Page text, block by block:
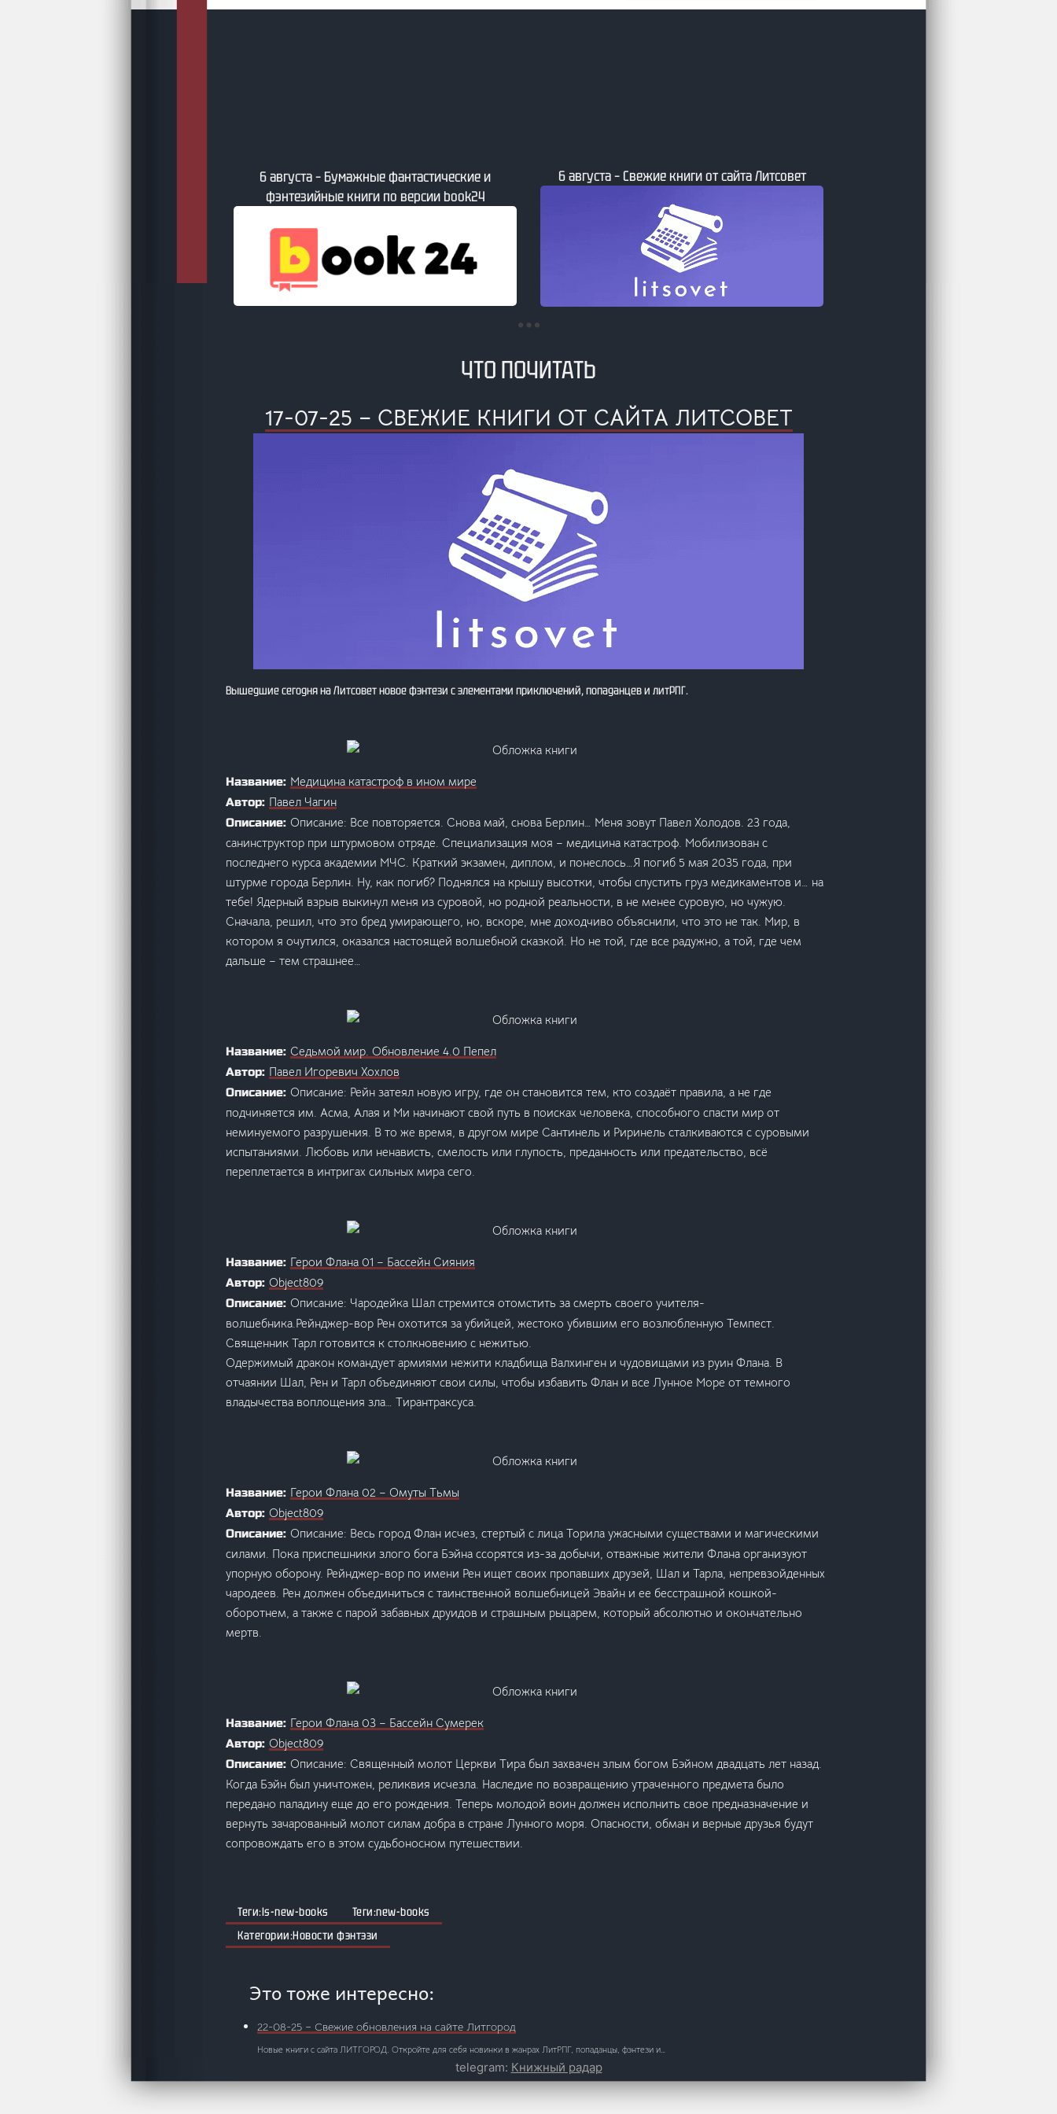
6 августа – Бумажные фантастические и
фэнтезийные книги по версии book24
6 августа – Свежие книги от сайта Литсовет
6 августа – Свежие издания оффлайн книжного
ЧТО ПОЧИТАТЬ
17-07-25 – СВЕЖИЕ КНИГИ ОТ САЙТА ЛИТСОВЕТ
Вышедшие сегодня на Литсовет новое фэнтези с элементами приключений, попаданцев и литРПГ.
Название: Медицина катастроф в ином мире
Автор: Павел Чагин
Описание: Описание: Все повторяется. Снова май, снова Берлин… Меня зовут Павел Холодов. 23 года,
санинструктор при штурмовом отряде. Специализация моя – медицина катастроф. Мобилизован с
последнего курса академии МЧС. Краткий экзамен, диплом, и понеслось…Я погиб 5 мая 2035 года, при
штурме города Берлин. Ну, как погиб? Поднялся на крышу высотки, чтобы спустить груз медикаментов и… на
тебе! Ядерный взрыв выкинул меня из суровой, но родной реальности, в не менее суровую, но чужую.
Сначала, решил, что это бред умирающего, но, вскоре, мне доходчиво объяснили, что это не так. Мир, в
котором я очутился, оказался настоящей волшебной сказкой. Но не той, где все радужно, а той, где чем
дальше – тем страшнее…
Название: Седьмой мир. Обновление 4.0 Пепел
Автор: Павел Игоревич Хохлов
Описание: Описание: Рейн затеял новую игру, где он становится тем, кто создаёт правила, а не где
подчиняется им. Асма, Алая и Ми начинают свой путь в поисках человека, способного спасти мир от
неминуемого разрушения. В то же время, в другом мире Сантинель и Риринель сталкиваются с суровыми
испытаниями. Любовь или ненависть, смелость или глупость, преданность или предательство, всё
переплетается в интригах сильных мира сего.
Название: Герои Флана 01 – Бассейн Сияния
Автор: Object809
Описание: Описание: Чародейка Шал стремится отомстить за смерть своего учителя-
волшебника.Рейнджер-вор Рен охотится за убийцей, жестоко убившим его возлюбленную Темпест.
Священник Тарл готовится к столкновению с нежитью.
Одержимый дракон командует армиями нежити кладбища Валхинген и чудовищами из руин Флана. В
отчаянии Шал, Рен и Тарл объединяют свои силы, чтобы избавить Флан и все Лунное Море от темного
владычества воплощения зла… Тирантраксуса.
Название: Герои Флана 02 – Омуты Тьмы
Автор: Object809
Описание: Описание: Весь город Флан исчез, стертый с лица Торила ужасными существами и магическими
силами. Пока приспешники злого бога Бэйна ссорятся из-за добычи, отважные жители Флана организуют
упорную оборону. Рейнджер-вор по имени Рен ищет своих пропавших друзей, Шал и Тарла, непревзойденных
чародеев. Рен должен объединиться с таинственной волшебницей Эвайн и ее бесстрашной кошкой-
оборотнем, а также с парой забавных друидов и страшным рыцарем, который абсолютно и окончательно
мертв.
Название: Герои Флана 03 – Бассейн Сумерек
Автор: Object809
Описание: Описание: Священный молот Церкви Тира был захвачен злым богом Бэйном двадцать лет назад.
Когда Бэйн был уничтожен, реликвия исчезла. Наследие по возвращению утраченного предмета было
передано паладину еще до его рождения. Теперь молодой воин должен исполнить свое предназначение и
вернуть зачарованный молот силам добра в стране Лунного моря. Опасности, обман и верные друзья будут
сопровождать его в этом судьбоносном путешествии.
ls-new-books
new-books
Новости фэнтэзи
Это тоже интересно:
22-08-25 – Свежие обновления на сайте Литгород
Новые книги с сайта ЛИТГОРОД. Откройте для себя новинки в жанрах ЛитРПГ, попаданцы, фэнтези и…
telegram: Книжный радар